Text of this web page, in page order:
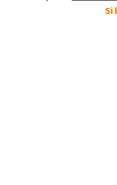
Jing
Si